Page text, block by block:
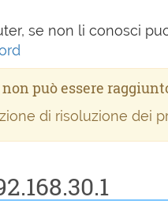
se non li conosci
può essere
di risoluzione dei